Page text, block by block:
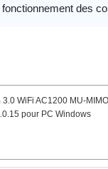
fonctionnement des
WiFi AC1200 MU-
pour PC Windows